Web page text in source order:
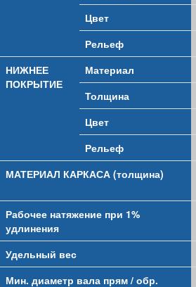
Цвет
Рельеф
НИЖНЕЕ
ПОКРЫТИЕ
Материал
Толщина
Цвет
Рельеф
МАТЕРИАЛ КАРКАСА (толщина)
Рабочее натяжение при 1%
удлинения
Удельный вес
Мин. диаметр вала прям / обр.